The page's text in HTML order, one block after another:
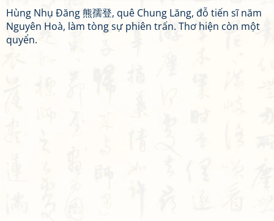
Hùng Nhụ Đăng 熊孺登, quê Chung Lăng, đỗ tiến sĩ năm
Nguyên Hoà, làm tòng sự phiên trấn. Thơ hiện còn một
quyển.